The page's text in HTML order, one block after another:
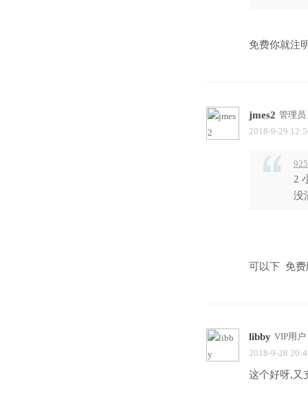
免费你就注
jmes2 管理员
2018-9-29
2
没
可以下 免
libby VIP用户
2018-9-28
这个好呀,又